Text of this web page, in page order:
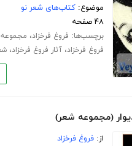
موضوع:کتاب‌های شعر نو
۴۸ صفحه
برچسب‌ها: فروغ فرخزاد،
فروغ فرخزاد،آثار فروغ فرخزاد،
(مجموعه شعر)
از:فروغ فرخزاد